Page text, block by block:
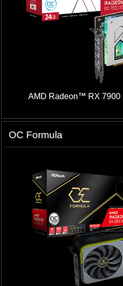
AMD Radeon™ RX 7900
OC Formula